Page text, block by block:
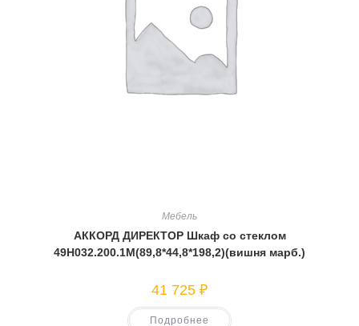
Мебель
АККОРД ДИРЕКТОР Шкаф со стеклом
49Н032.200.1М(89,8*44,8*198,2)(вишня марб.)
41 725 ₽
Подробнее